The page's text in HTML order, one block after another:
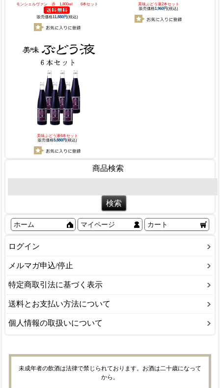
モンシェルヴァン 赤 1,800ml 6本セット
販売価格11,880円(税込)
美味ぶどう液2本セット
販売価格1,960円(税込)
美味ぶどう液6本セット
販売価格5,880円(税込)
商品検索
ホーム マイページ カート
ログイン
メルマガ申込/停止
特定商取引法に基づく表示
送料とお支払い方法について
個人情報の取扱いについて
未成年者の飲酒は法律で禁じられております。お酒は二十歳になって
から。